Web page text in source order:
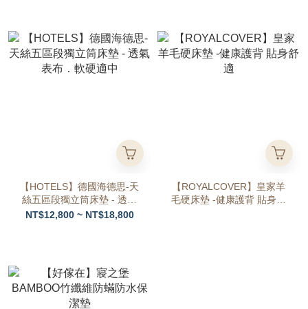
【HOTELS】德國海德思-天
絲五區段獨立筒床墊 - 透氣
表布．軟硬適中
NT$12,800 ~ NT$18,800
【ROYALCOVER】皇家羊
毛硬床墊 -健康護背 貼身舒